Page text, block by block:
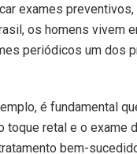
exames
os homens vivem
periódicos um dos
é fundamental
retal e o exame
bem-